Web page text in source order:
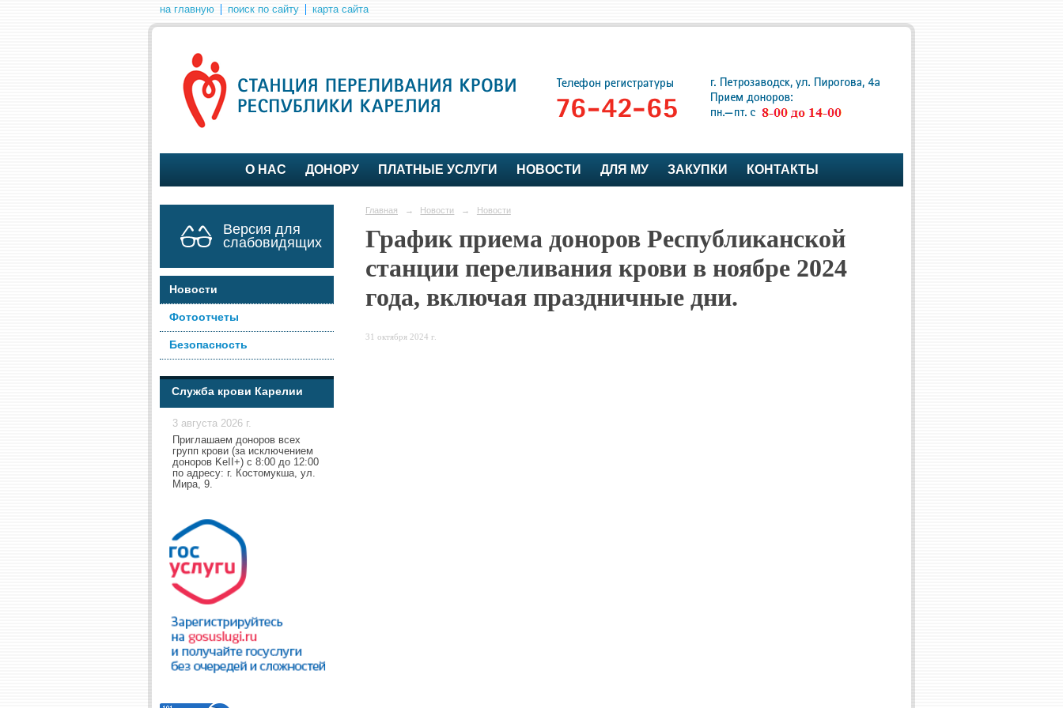
на главную поиск по сайту карта сайта
О НАС ДОНОРУ ПЛАТНЫЕ УСЛУГИ НОВОСТИ ДЛЯ МУ ЗАКУПКИ КОНТАКТЫ
Версия для
слабовидящих
Новости
Фотоотчеты
Безопасность
Служба крови Карелии
3 августа 2026 г.
Приглашаем доноров всех
групп крови (за исключением
доноров KeII+) с 8:00 до 12:00
по адресу: г. Костомукша, ул.
Мира, 9.
Главная → Новости → Новости
График приема доноров Республиканской
станции переливания крови в ноябре 2024
года, включая праздничные дни.
31 октября 2024 г.